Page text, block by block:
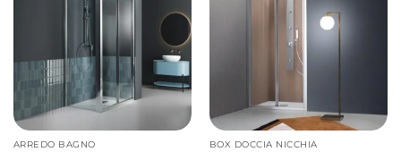
ARREDO BAGNO BOX DOCCIA NICCHIA